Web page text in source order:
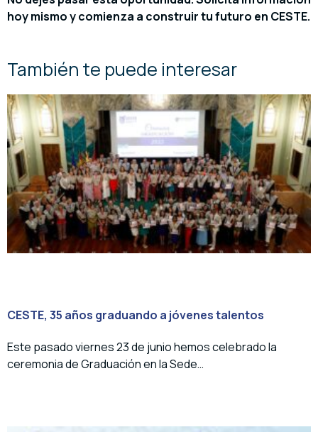
hoy mismo y comienza a construir tu futuro en CESTE.
También te puede interesar
CESTE, 35 años graduando a jóvenes talentos
Este pasado viernes 23 de junio hemos celebrado la
ceremonia de Graduación en la Sede…